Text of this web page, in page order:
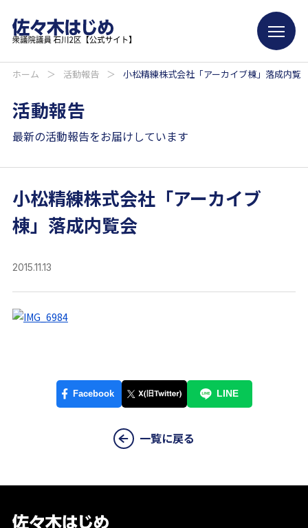
ホーム ＞ 活動報告 ＞ 小松精練株式会社「アーカイブ棟」落成内覧
活動報告
最新の活動報告をお届けしています
小松精練株式会社「アーカイブ
棟」落成内覧会
2015.11.13
一覧に戻る